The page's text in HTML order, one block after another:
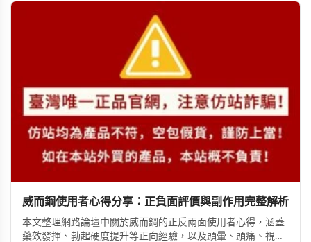
威而鋼使用者心得分享：正負面評價與副作用完整解析
本文整理網路論壇中關於威而鋼的正反兩面使用者心得，涵蓋
藥效發揮、勃起硬度提升等正向經驗，以及頭暈、頭痛、視覺